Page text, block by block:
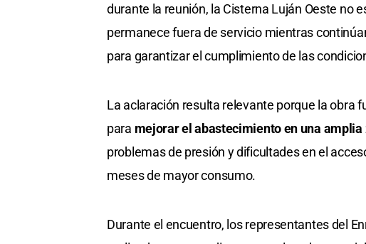
durante la reunión, la Cisterna Luján Oeste no
permanece fuera de servicio mientras
para garantizar el cumplimiento de las
La aclaración resulta relevante porque la obra
para mejorar el abastecimiento en una amplia
problemas de presión y dificultades en el
meses de mayor consumo.
Durante el encuentro, los representantes del